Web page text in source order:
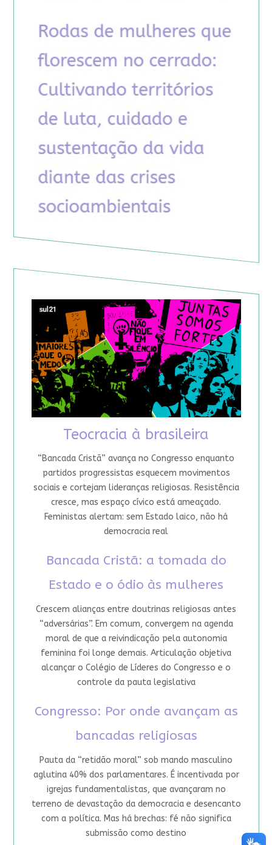
Teocracia à brasileira
“Bancada Cristã” avança no Congresso enquanto
partidos progressistas esquecem movimentos
sociais e cortejam lideranças religiosas. Resistência
cresce, mas espaço cívico está ameaçado.
Feministas alertam: sem Estado laico, não há
democracia real
Bancada Cristã: a tomada do
Estado e o ódio às mulheres
Crescem alianças entre doutrinas religiosas antes
“adversárias”. Em comum, convergem na agenda
moral de que a reivindicação pela autonomia
feminina foi longe demais. Articulação objetiva
alcançar o Colégio de Líderes do Congresso e o
controle da pauta legislativa
Congresso: Por onde avançam as
bancadas religiosas
Pauta da “retidão moral” sob mando masculino
aglutina 40% dos parlamentares. É incentivada por
igrejas fundamentalistas, que avançaram no
terreno de devastação da democracia e desencanto
com a política. Mas há brechas: fé não significa
submissão como destino